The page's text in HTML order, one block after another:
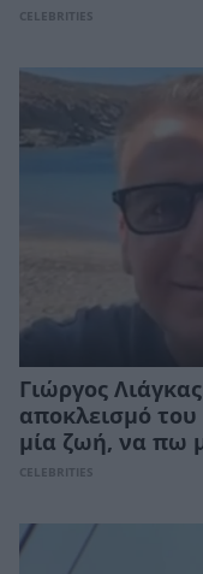
CELEBRITIES
Γιώργος
αποκλεισμό
μία ζωή, να πω
CELEBRITIES